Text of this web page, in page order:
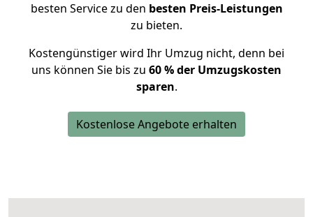
besten Service zu den besten Preis-Leistungen
zu bieten.
Kostengünstiger wird Ihr Umzug nicht, denn bei
uns können Sie bis zu 60 % der Umzugskosten
sparen.
Kostenlose Angebote erhalten